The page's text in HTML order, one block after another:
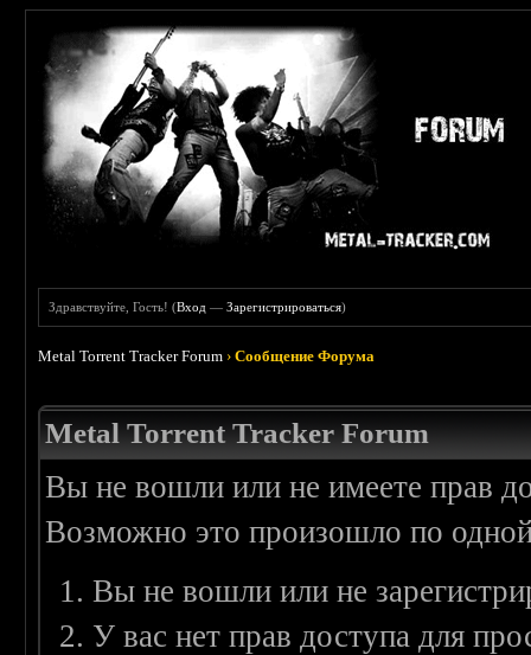
Здравствуйте, Гость! (Вход —Зарегистрироваться)
Metal Torrent Tracker Forum ›Сообщение Форума
Metal Torrent Tracker Forum
Вы не вошли или не имеете прав
Возможно это произошло по
Вы не вошли или не
У вас нет прав доступа для